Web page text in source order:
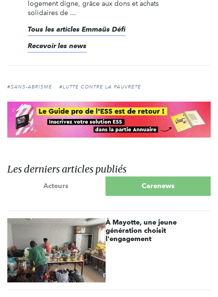
logement digne, grâce aux dons et achats
solidaires de ...
Tous les articles Emmaüs Défi
Recevoir les news
#SANS-ABRISME #LUTTE CONTRE LA PAUVRETÉ
Les derniers articles publiés
Acteurs Carenews
À Mayotte, une jeune
génération choisit
l'engagement